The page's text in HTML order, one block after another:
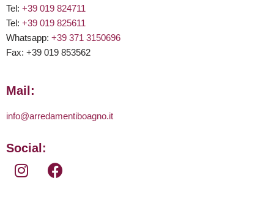
Tel: +39 019 824711
Tel: +39 019 825611
Whatsapp: +39 371 3150696
Fax: +39 019 853562
Mail:
info@arredamentiboagno.it
Social: